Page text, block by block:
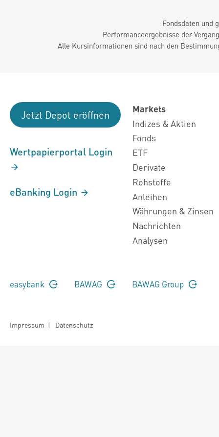
Fondsdaten und
Performanceergebnisse der
Alle Kursinformationen sind nach den
Jetzt Depot eröffnen
Wertpapierportal Login
eBanking Login
Markets
Indizes & Aktien
Fonds
ETF
Derivate
Rohstoffe
Anleihen
Währungen & Zinsen
Nachrichten
Analysen
easybank BAWAG BAWAG Group
Impressum | Datenschutz